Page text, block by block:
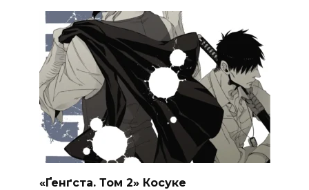
«Ґенґста. Том 2» Косуке